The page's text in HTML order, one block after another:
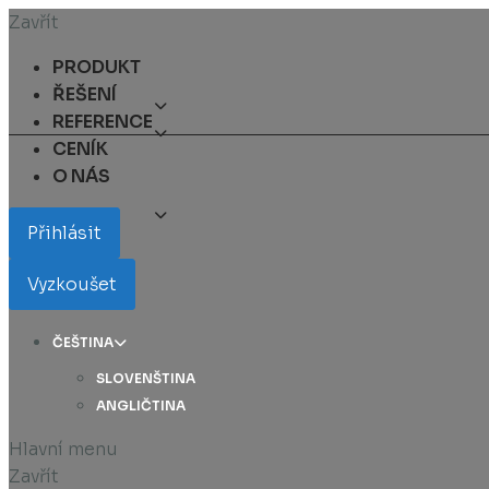
Zavřít
PRODUKT
ŘEŠENÍ
REFERENCE
CENÍK
O NÁS
Přihlásit
Vyzkoušet
ČEŠTINA
SLOVENŠTINA
ANGLIČTINA
Hlavní menu
Zavřít